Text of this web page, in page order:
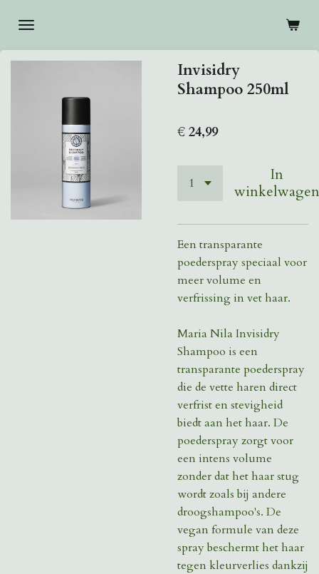
direct
naar
Invisidry
Shampoo 250ml
€ 24,99
In
winkelwagen
Een transparante
poederspray speciaal voor
meer volume en
verfrissing in vet haar.
Maria Nila Invisidry
Shampoo is een
transparante poederspray
die de vette haren direct
verfrist en stevigheid
biedt aan het haar. De
poederspray zorgt voor
een intens volume
zonder dat het haar stug
wordt zoals bij andere
droogshampoo's. De
vegan formule van deze
spray beschermt het haar
tegen kleurverlies dankzij